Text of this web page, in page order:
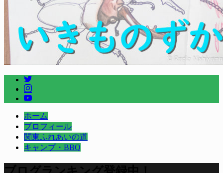
ホーム
プロフィール
関東ふれあいの道
キャンプ・BBQ